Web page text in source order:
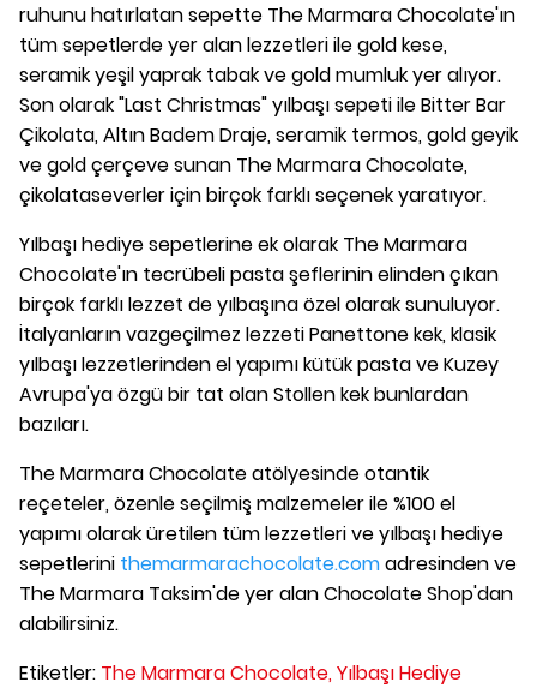
ruhunu hatırlatan sepette The Marmara Chocolate'ın
tüm sepetlerde yer alan lezzetleri ile gold kese,
seramik yeşil yaprak tabak ve gold mumluk yer alıyor.
Son olarak "Last Christmas" yılbaşı sepeti ile Bitter Bar
Çikolata, Altın Badem Draje, seramik termos, gold geyik
ve gold çerçeve sunan The Marmara Chocolate,
çikolataseverler için birçok farklı seçenek yaratıyor.
Yılbaşı hediye sepetlerine ek olarak The Marmara
Chocolate'ın tecrübeli pasta şeflerinin elinden çıkan
birçok farklı lezzet de yılbaşına özel olarak sunuluyor.
İtalyanların vazgeçilmez lezzeti Panettone kek, klasik
yılbaşı lezzetlerinden el yapımı kütük pasta ve Kuzey
Avrupa'ya özgü bir tat olan Stollen kek bunlardan
bazıları.
The Marmara Chocolate atölyesinde otantik
reçeteler, özenle seçilmiş malzemeler ile %100 el
yapımı olarak üretilen tüm lezzetleri ve yılbaşı hediye
sepetlerini themarmarachocolate.comadresinden ve
The Marmara Taksim'de yer alan Chocolate Shop'dan
alabilirsiniz.
Etiketler: The Marmara Chocolate,Yılbaşı Hediye